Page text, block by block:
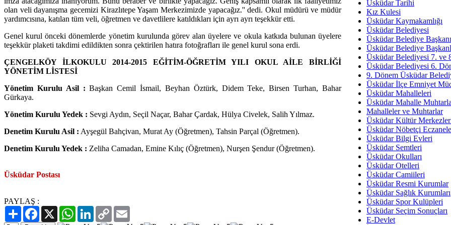
olan veli dayanışma gecemizi Kirazlıtepe Yaşam Merkezimizde yapacağız.'' dedi. Okul müdürü ve müdür
yardımcısına, katılan tüm veli, öğretmen ve davetlilere katıldıkları için ayrı ayrı teşekkür etti.
Genel kurul önceki dönemlerde yönetim kurulunda görev alan üyelere ve okula katkıda bulunan üyelere
teşekkür plaketi takdimi edildikten sonra çektirilen hatıra fotoğrafları ile genel kurul sona erdi.
ÇENGELKÖY İLKOKULU 2014-2015 EĞİTİM-ÖĞRETİM YILI OKUL AİLE BİRLİĞİ
YÖNETİM LİSTESİ
Yönetim Kurulu Asil : Başkan Cemil İsmail, Beyhan Öztürk, Didem Teke, Birsen Turhan, Bahar
Gürkaya.
Yönetim Kurulu Yedek : Sevgi Aydın, Seçil Naçar, Bahar Çardak, Hülya Civelek, Salih Yılmaz.
Denetim Kurulu Asil : Ayşegül Bahçivan, Murat Ay (Öğretmen), Tahsin Parçal (Öğretmen).
Denetim Kurulu Yedek : Zeliha Camadan, Emine Kılıç (Öğretmen), Nurşen Şendur (Öğretmen).
Üsküdar Postası
PAYLAŞ :
PaylaşFacebook
X WhatsAppLinkedIn
Copy
Link
Hukukun
Av.
İmar Sorunlarının Genel
Arakan
Bayramın
Ruhsal
Üsküdar
Üsküdar Tarihi
Kız Kulesi
Üsküdar Kaymakamlığı
Üsküdar Belediyesi
Üsküdar Belediye Başkanı
Üsküdar Belediye
Üsküdar Belediyesi 7. ve
Üsküdar Belediyesi 6.
9. Dönem Üsküdar
Üsküdar İlçe Emniyet
Üsküdar Mahalleleri
Üsküdar Mahalle
Mahalleler ve Muhtarlar
Üsküdar Kültür
Üsküdar Nöbetçi
Üsküdar Bilgi Evleri
Üsküdar Semtleri
Üsküdar Okulları
Üsküdar Otelleri
Üsküdar Camiileri
Üsküdar Resmi Kurumlar
Üsküdar Sağlık Kurumları
Üsküdar Spor Kulüpleri
Üsküdar Seçim Sonuçları
E-Devlet